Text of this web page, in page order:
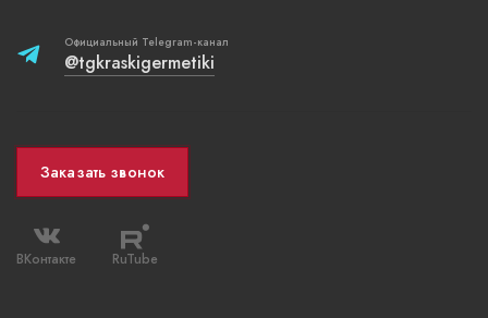
Официальный Telegram-канал
@tgkraskigermetiki
Заказать звонок
ВКонтакте RuTube